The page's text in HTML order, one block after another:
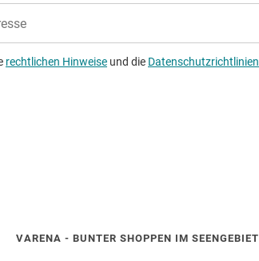
VARENA - BUNTER SHOPPEN IM SEENGEBIET